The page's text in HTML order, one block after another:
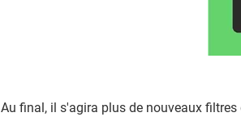
Au final, il s'agira plus de nouveaux